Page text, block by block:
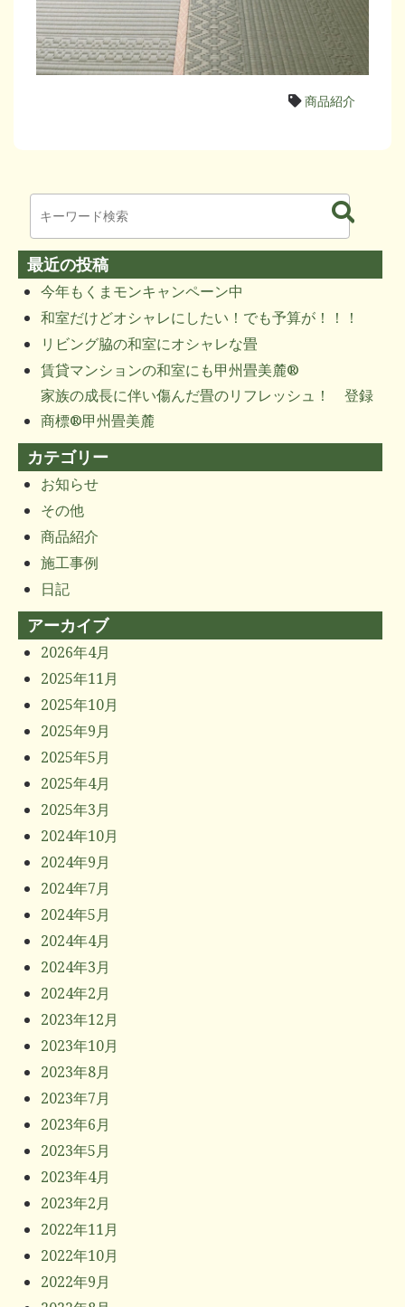
商品紹介
最近の投稿
今年もくまモンキャンペーン中
和室だけどオシャレにしたい！でも予算が！！！
リビング脇の和室にオシャレな畳
賃貸マンションの和室にも甲州畳美麓®
家族の成長に伴い傷んだ畳のリフレッシュ！ 登録
商標®甲州畳美麓
カテゴリー
お知らせ
その他
商品紹介
施工事例
日記
アーカイブ
2026年4月
2025年11月
2025年10月
2025年9月
2025年5月
2025年4月
2025年3月
2024年10月
2024年9月
2024年7月
2024年5月
2024年4月
2024年3月
2024年2月
2023年12月
2023年10月
2023年8月
2023年7月
2023年6月
2023年5月
2023年4月
2023年2月
2022年11月
2022年10月
2022年9月